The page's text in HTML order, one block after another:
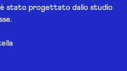
è stato progettato dallo studio